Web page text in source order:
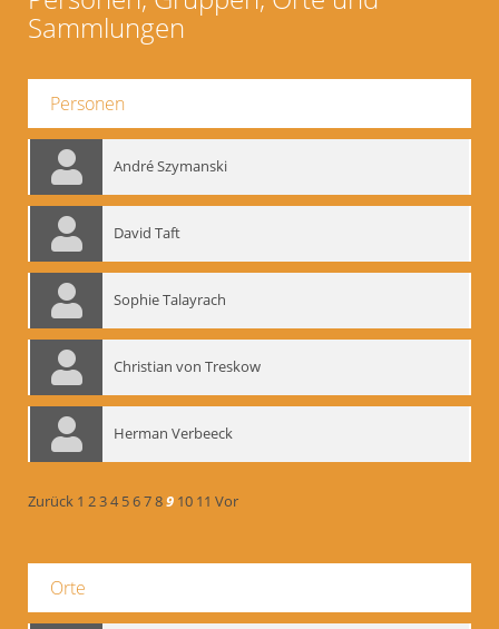
Sammlungen
Personen
André Szymanski
David Taft
Sophie Talayrach
Christian von Treskow
Herman Verbeeck
Zurück 1 234 56789 10 11 Vor
Orte